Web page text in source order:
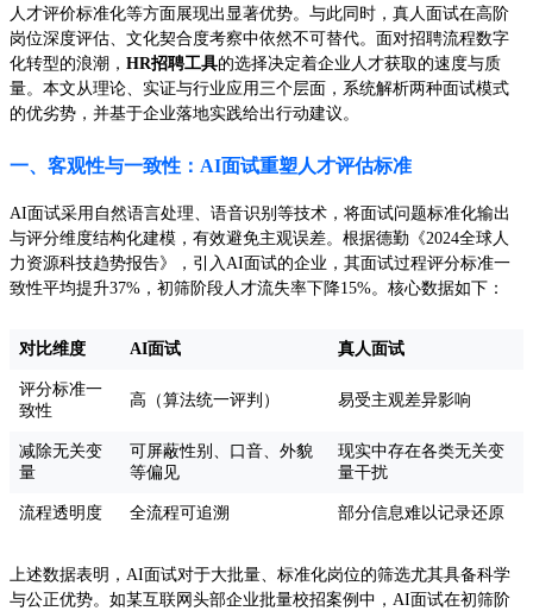
人才评价标准化等方面展现出显著优势。与此同时，真人面试在高阶
岗位深度评估、文化契合度考察中依然不可替代。面对招聘流程数字
化转型的浪潮， HR招聘工具的选择决定着企业人才获取的速度与质
量。本文从理论、实证与行业应用三个层面，系统解析两种面试模式
的优劣势，并基于企业落地实践给出行动建议。
一、客观性与一致性：AI面试重塑人才评估标准
AI面试采用自然语言处理、语音识别等技术，将面试问题标准化输出
与评分维度结构化建模，有效避免主观误差。根据德勤《2024全球人
力资源科技趋势报告》，引入AI面试的企业，其面试过程评分标准一
致性平均提升37%，初筛阶段人才流失率下降15%。核心数据如下：
对比维度 AI面试 真人面试
评分标准一
致性
高（算法统一评判） 易受主观差异影响
减除无关变
量
可屏蔽性别、口音、外貌
等偏见
现实中存在各类无关变
量干扰
流程透明度 全流程可追溯 部分信息难以记录还原
上述数据表明，AI面试对于大批量、标准化岗位的筛选尤其具备科学
与公正优势。如某互联网头部企业批量校招案例中，AI面试在初筛阶